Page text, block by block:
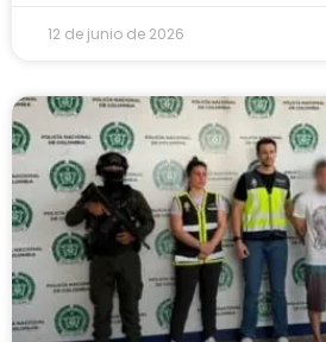
12 de junio de 2026